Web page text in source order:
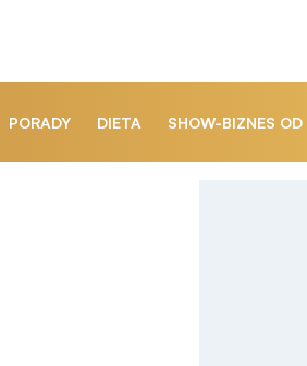
PORADY DIETA SHOW-BIZNES OD